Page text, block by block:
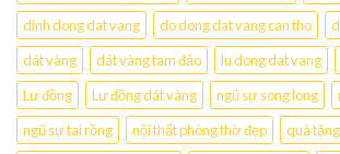
dinh dong dat vang
do dong dat vang can tho
dát vàng
dát vàng tam đảo lu dong dat vang
Lư đồng
Lư đồng dát vàng ngũ sự song long
ngũ sự tai rồng
nội thất phòng thờ đẹp
quà